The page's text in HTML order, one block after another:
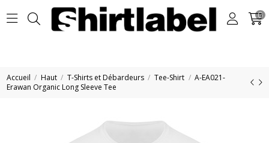
0
Accueil Haut T-Shirts et Débardeurs Tee-Shirt
A-EA021-
Erawan Organic Long Sleeve Tee